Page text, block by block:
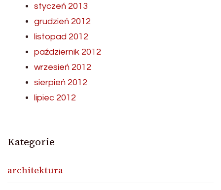
styczeń 2013
grudzień 2012
listopad 2012
październik 2012
wrzesień 2012
sierpień 2012
lipiec 2012
Kategorie
architektura